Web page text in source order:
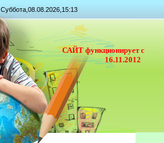
Суббота,08.08.2026,15:13
САЙТ функционирует с
16.11.2012